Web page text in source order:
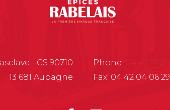
Phone:
Fax: 04 42 04 06 29
- CS 90710
13 681 Aubagne